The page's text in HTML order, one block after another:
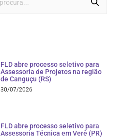
FLD abre processo seletivo para
Assessoria de Projetos na região
de Canguçu (RS)
30/07/2026
FLD abre processo seletivo para
Assessoria Técnica em Verê (PR)